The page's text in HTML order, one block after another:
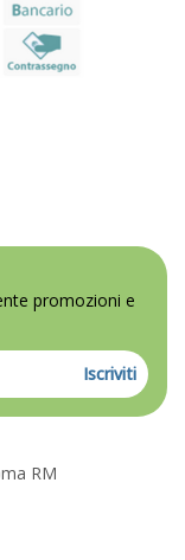
promozioni e
Iscriviti
RM